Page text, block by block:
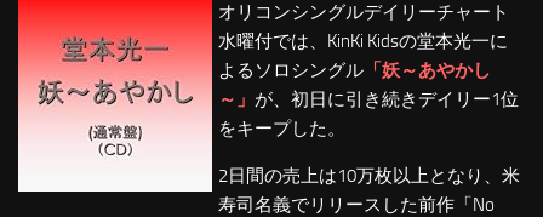
オリコンシングルデイリーチャート
水曜付では、KinKi Kidsの堂本光一に
よるソロシングル 「妖～あやかし
～」 が、初日に引き続きデイリー1位
をキープした。
2日間の売上は10万枚以上となり、米
寿司名義でリリースした前作「No